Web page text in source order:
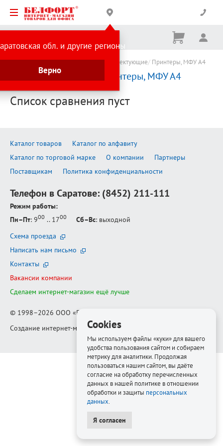
обл. и другие регионы
Верно
Корзина
Ничего
Каталог товаров Компьютеры и комплектующие Принтеры, МФУ А4
Сравнение товаров: Принтеры, МФУ А4
Список сравнения пуст
Каталог товаров
Каталог по алфавиту
Каталог по торговой марке
О компании
Партнеры
Поставщикам
Политика конфиденциальности
Телефон в Саратове: (8452) 211-111
Режим работы:
Пн–Пт: 900 .. 1700 Сб–Вс: выходной
Схема проезда
Написать нам письмо
Контакты
Вакансии компании
Сделаем интернет-магазин ещё лучше
© 1998–2026 ООО «Белфорт-РМ»
Создание интернет-магазина—Медиапродукт
Cookies
Мы используем файлы «куки» для вашего
удобства пользования сайтом и собираем
метрику для аналитики. Продолжая
пользоваться нашим сайтом, вы даёте
согласие на обработку перечисленных
данных в нашей политике в отношении
обработки и защиты персональных
данных
Я согласен